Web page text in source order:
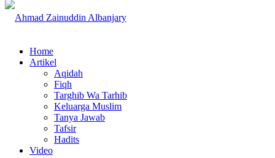
Home
Artikel
Aqidah
Fiqh
Targhib Wa Tarhib
Keluarga Muslim
Tanya Jawab
Tafsir
Hadits
Video